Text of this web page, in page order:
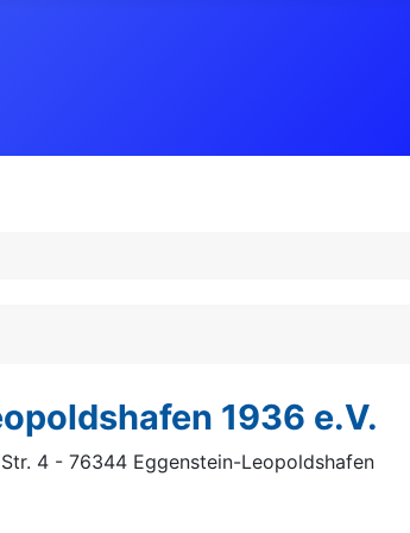
1936 e.V.
4 - 76344 Eggenstein-Leopoldshafen